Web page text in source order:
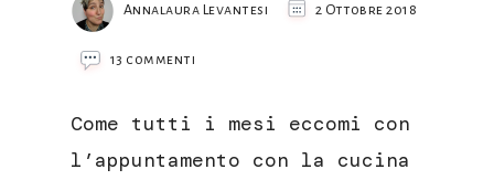
Annalaura Levantesi 2 Ottobre 2018
13 commenti
branzino
Come tutti i mesi eccomi con
l’appuntamento con la cucina